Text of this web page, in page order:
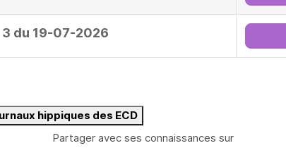
du 19-07-2026
hippiques des ECD
Partager avec ses connaissances sur